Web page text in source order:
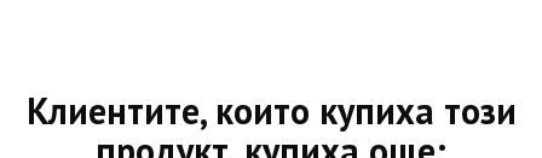
Клиентите, които купиха този